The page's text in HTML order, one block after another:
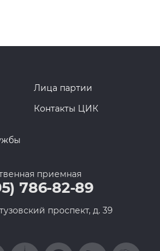
Лица партии
Контакты ЦИК
приемная
786-82-89
проспект, д. 39